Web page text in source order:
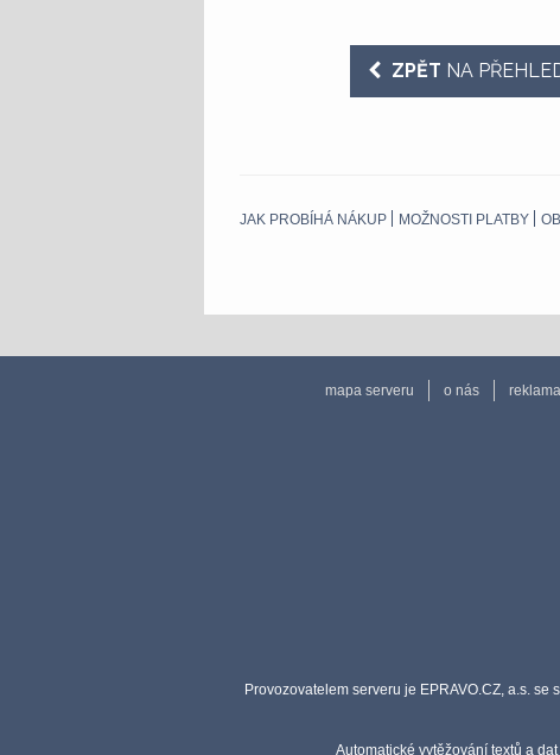
ZPĚT NA
JAK PROBÍHÁ NÁKUP MOŽNOSTI PLATBY
mapa serveru o nás reklama
Provozovatelem serveru je EPRAVO.CZ, a.s.
Automatické vytěžování textů a